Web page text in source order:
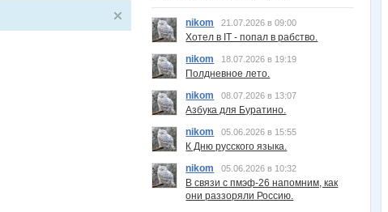
nikom 21.07.2026 в 09:00
Хотел в IT - попал в рабство.
nikom
18.07.2026 в 19:19
Полдневное лето.
nikom
08.07.2026 в 13:07
Азбука для Буратино.
nikom
05.06.2026 в 15:55
К Дню русского языка.
nikom
05.06.2026 в 10:32
В связи с пмэф-26 напомним, как
они раззоряли Россию.